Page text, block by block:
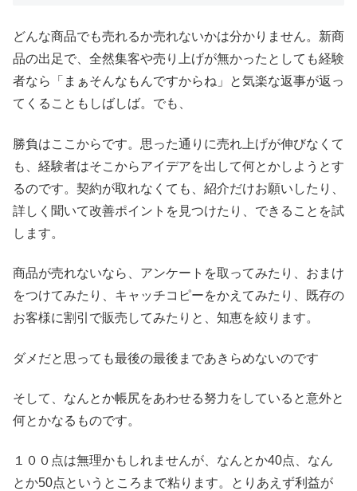
どんな商品でも売れるか売れないかは分かりません。新商
品の出足で、全然集客や売り上げが無かったとしても経験
者なら「まぁそんなもんですからね」と気楽な返事が返っ
てくることもしばしば。でも、
勝負はここからです。思った通りに売れ上げが伸びなくて
も、経験者はそこからアイデアを出して何とかしようとす
るのです。契約が取れなくても、紹介だけお願いしたり、
詳しく聞いて改善ポイントを見つけたり、できることを試
します。
商品が売れないなら、アンケートを取ってみたり、おまけ
をつけてみたり、キャッチコピーをかえてみたり、既存の
お客様に割引で販売してみたりと、知恵を絞ります。
ダメだと思っても最後の最後まであきらめないのです
そして、なんとか帳尻をあわせる努力をしていると意外と
何とかなるものです。
１００点は無理かもしれませんが、なんとか40点、なん
とか50点というところまで粘ります。とりあえず利益が